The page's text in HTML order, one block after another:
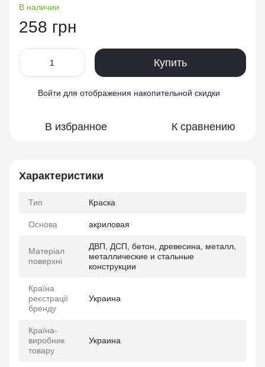
В наличии
258 грн
Купить
Войти для отображения накопительной скидки
В избранное К сравнению
Характеристики
Тип Краска
Основа акриловая
Матеріал
поверхні
ДВП, ДСП, бетон, древесина, металл,
металлические и стальные
конструкции
Країна
реєстрації
бренду
Украина
Країна-
виробник
товару
Украина